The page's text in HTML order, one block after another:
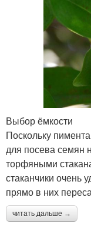
Выбор ёмкости
Поскольку
для посева семян
торфяными
стаканчики очень
прямо в них
читать дальше →